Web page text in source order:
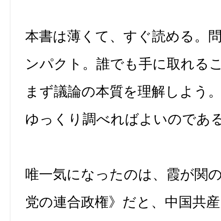
本書は薄くて、すぐ読める。
ンパクト。誰でも手に取れる
まず議論の本質を理解しよう
ゆっくり調べればよいのであ
唯一気になったのは、霞が関
党の連合政権》だと、中国共